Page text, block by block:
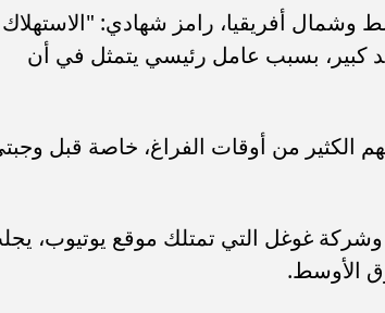
وشمال أفريقيا، رامز شهادي: "الاستهلاك
كبير، بسبب عامل رئيسي يتمثل في أن
الكثير من أوقات الفراغ، خاصة قبل
غوغل التي تمتلك موقع يوتيوب،
الأوسط.